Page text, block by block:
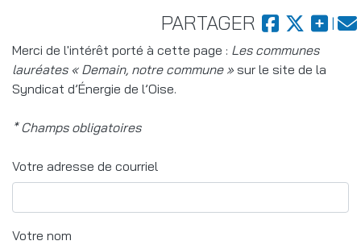
PARTAGER
Merci de l'intérêt porté à cette page : Les communes
lauréates « Demain, notre commune »sur le site de la
Syndicat d’Énergie de l’Oise.
* Champs obligatoires
Votre adresse de courriel
Votre nom